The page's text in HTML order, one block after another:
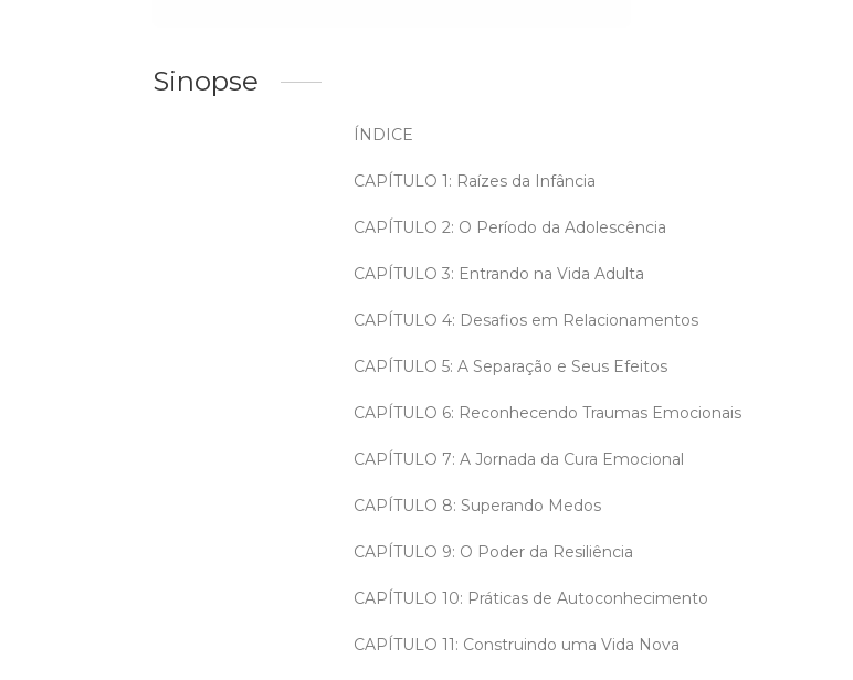
Sinopse
ÍNDICE
CAPÍTULO 1: Raízes da Infância
CAPÍTULO 2: O Período da Adolescência
CAPÍTULO 3: Entrando na Vida Adulta
CAPÍTULO 4: Desafios em Relacionamentos
CAPÍTULO 5: A Separação e Seus Efeitos
CAPÍTULO 6: Reconhecendo Traumas Emocionais
CAPÍTULO 7: A Jornada da Cura Emocional
CAPÍTULO 8: Superando Medos
CAPÍTULO 9: O Poder da Resiliência
CAPÍTULO 10: Práticas de Autoconhecimento
CAPÍTULO 11: Construindo uma Vida Nova